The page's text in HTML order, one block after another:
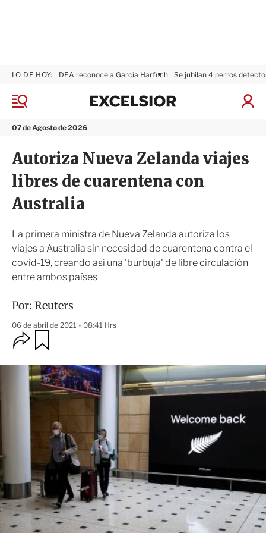
M
n
07 de Agosto de 2026
LO DE HOY: DEA reconoce a García Harfuch Se jubilan 4 perros
I
a
x
i
r
Autoriza Nueva Zelanda viajes
libres de cuarentena con
Australia
La primera ministra de Nueva Zelanda autoriza los
viajes a Australia sin necesidad de cuarentena contra el
covid-19, creando así una 'burbuja' de libre circulación
entre ambos países
Por: Reuters
06 de abril de 2021 - 08:41 Hrs
O
p
i
o
n
e
m
p
a
r
t
r
d
a